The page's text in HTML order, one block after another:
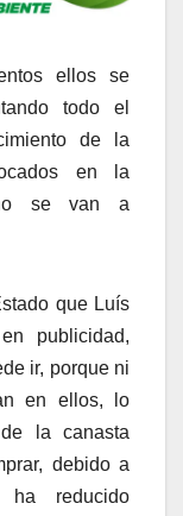
ellos se
todo el
de la
en la
se van a
que Luís
publicidad,
ir, porque ni
en ellos, lo
la canasta
debido a
reducido